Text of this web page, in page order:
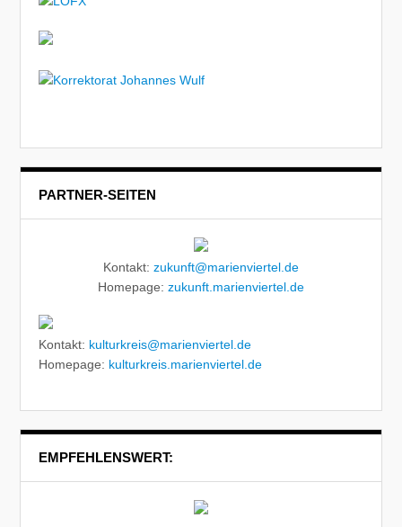
PARTNER-SEITEN
Kontakt: zukunft@marienviertel.de
Homepage: zukunft.marienviertel.de
Kontakt: kulturkreis@marienviertel.de
Homepage: kulturkreis.marienviertel.de
EMPFEHLENSWERT: